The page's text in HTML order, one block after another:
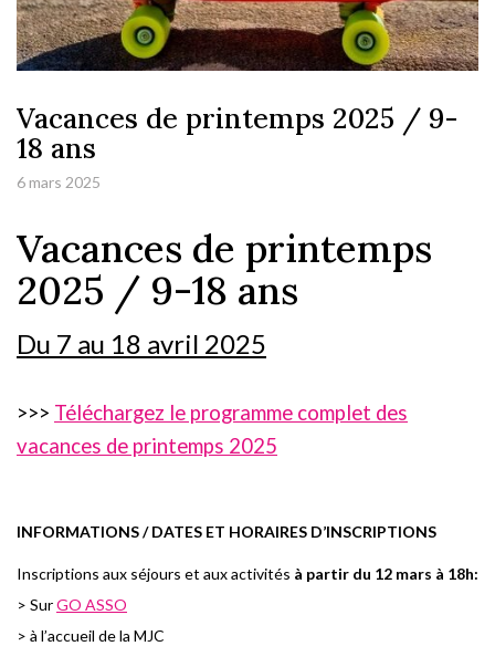
Vacances de printemps 2025 / 9-
18 ans
6 mars 2025
Vacances de printemps
2025 / 9-18 ans
Du 7 au 18 avril 2025
>>> Téléchargez le programme complet des
vacances de printemps 2025
INFORMATIONS / DATES ET HORAIRES D’INSCRIPTIONS
Inscriptions aux séjours et aux activités à partir du 12 mars à 18h:
> SurGO ASSO
> à l’accueil de la MJC